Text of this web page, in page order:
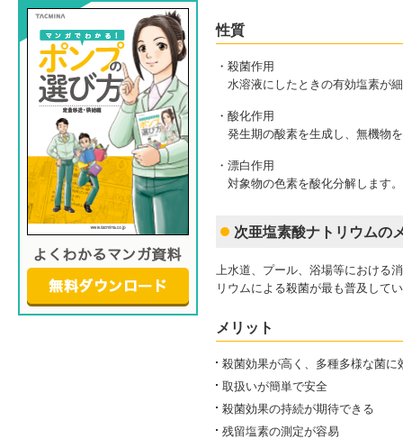
性質
・殺菌作用
水溶液にしたときの有効塩素が
・酸化作用
発生期の酸素を生成し、無機物
・漂白作用
対象物の色素を酸化分解します。
次亜塩素酸ナトリウムの
上水道、プール、浴場等における
リウムによる殺菌が最も普及して
メリット
殺菌効果が高く、多種多様な菌に
取扱いが簡単で安全
殺菌効果の持続が期待できる
残留塩素の測定が容易